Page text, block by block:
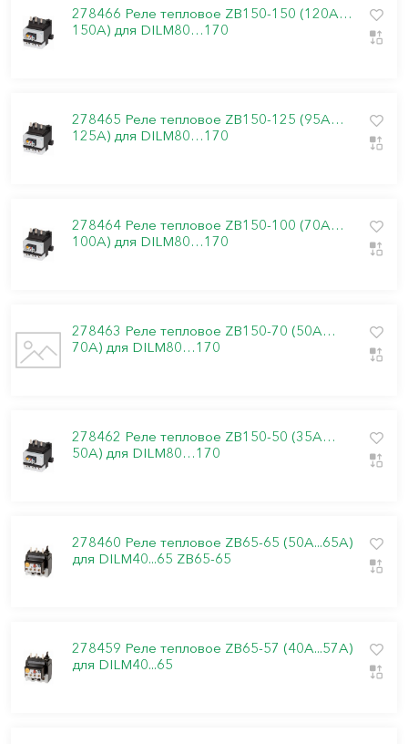
278466 Реле тепловое ZB150-150 (120A…
150A) для DILM80…170
278465 Реле тепловое ZB150-125 (95A…
125A) для DILM80…170
278464 Реле тепловое ZB150-100 (70A…
100A) для DILM80…170
278463 Реле тепловое ZB150-70 (50A…
70A) для DILM80…170
278462 Реле тепловое ZB150-50 (35A…
50A) для DILM80…170
278460 Реле тепловое ZB65-65 (50A...65A)
для DILM40...65 ZB65-65
278459 Реле тепловое ZB65-57 (40А...57А)
для DILM40...65